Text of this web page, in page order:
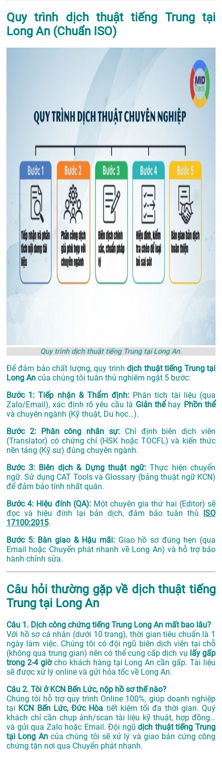
Quy trình dịch thuật tiếng Trung tại
Long An (Chuẩn ISO)
Quy trình dịch thuật tiếng Trung tại Long An.
Để đảm bảo chất lượng, quy trìnhdịch thuật tiếng Trung tại
Long An của chúng tôi tuân thủ nghiêm ngặt 5 bước:
Bước 1: Tiếp nhận & Thẩm định: Phân tích tài liệu (qua
Zalo/Email), xác định rõ yêu cầu là Giản thểhay Phồn thể
và chuyên ngành (Kỹ thuật, Du học…).
Bước 2: Phân công nhân sự: Chỉ định biên dịch viên
(Translator) có chứng chỉ (HSK hoặc TOCFL) và kiến thức
nền tảng (Kỹ sư) đúng chuyên ngành.
Bước 3: Biên dịch & Dựng thuật ngữ:Thực hiện chuyển
ngữ. Sử dụng CAT Tools và Glossary (bảng thuật ngữ KCN)
để đảm bảo tính nhất quán.
Bước 4: Hiệu đính (QA):Một chuyên gia thứ hai (Editor) sẽ
đọc và hiệu đính lại bản dịch, đảm bảo tuân thủ
ISO
17100:2015.
Bước 5: Bàn giao & Hậu mãi: Giao hồ sơ đúng hẹn (qua
Email hoặc Chuyển phát nhanh về Long An) và hỗ trợ bảo
hành chỉnh sửa.
Câu hỏi thường gặp về dịch thuật tiếng
Trung tại Long An
Câu 1. Dịch công chứng tiếng Trung Long An mất bao lâu?
Với hồ sơ cá nhân (dưới 10 trang), thời gian tiêu chuẩn là 1
ngày làm việc. Chúng tôi có đội ngũ biên dịch viên tại chỗ
(không qua trung gian) nên có thể cung cấp dịch vụ lấy gấp
trong 2-4 giờcho khách hàng tại Long An cần gấp. Tài liệu
sẽ được xử lý online và gửi hỏa tốc về Long An.
Câu 2. Tôi ở KCN Bến Lức, nộp hồ sơ thế nào?
Chúng tôi hỗ trợ quy trình Online 100%, giúp doanh nghiệp
tại KCN Bến Lức, Đức Hòa tiết kiệm tối đa thời gian. Quý
khách chỉ cần chụp ảnh/scan tài liệu kỹ thuật, hợp đồng…
và gửi qua Zalo hoặc Email. Đội ngũdịch thuật tiếng Trung
tại Long Ancủa chúng tôi sẽ xử lý và giao bản cứng công
chứng tận nơi qua Chuyển phát nhanh.